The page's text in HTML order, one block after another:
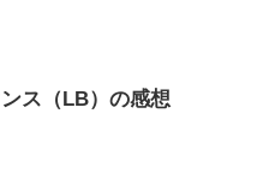
ス（LB）の感想